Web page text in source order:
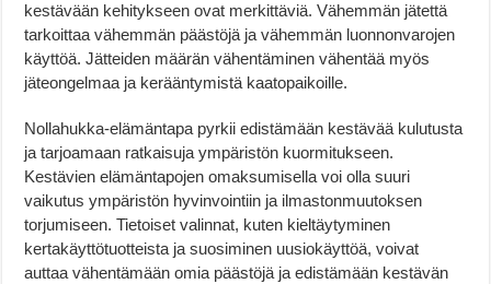
kestävään kehitykseen ovat merkittäviä. Vähemmän jätettä
tarkoittaa vähemmän päästöjä ja vähemmän luonnonvarojen
käyttöä. Jätteiden määrän vähentäminen vähentää myös
jäteongelmaa ja kerääntymistä kaatopaikoille.
Nollahukka-elämäntapa pyrkii edistämään kestävää kulutusta
ja tarjoamaan ratkaisuja ympäristön kuormitukseen.
Kestävien elämäntapojen omaksumisella voi olla suuri
vaikutus ympäristön hyvinvointiin ja ilmastonmuutoksen
torjumiseen. Tietoiset valinnat, kuten kieltäytyminen
kertakäyttötuotteista ja suosiminen uusiokäyttöä, voivat
auttaa vähentämään omia päästöjä ja edistämään kestävän